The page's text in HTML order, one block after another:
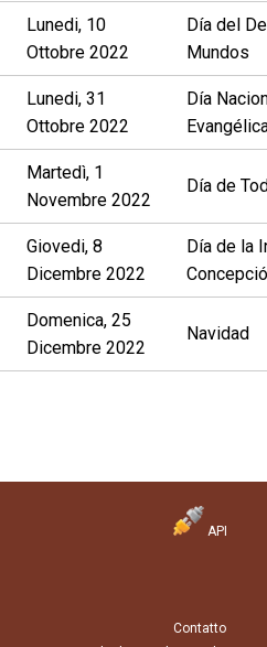
Lunedi, 10
Ottobre 2022
Día del
Mundos
Lunedi, 31
Ottobre 2022
Día
Martedì, 1
Novembre 2022
Día de
Giovedi, 8
Dicembre 2022
Día de la
Domenica, 25
Dicembre 2022
Navidad
API
Contatto